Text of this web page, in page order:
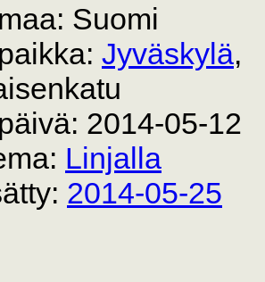
Suomi
Jyväskylä,
2014-05-12
Linjalla
2014-05-25